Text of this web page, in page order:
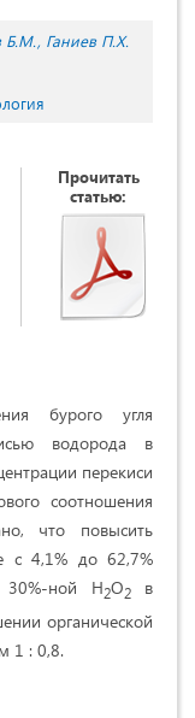
Б.М. Ганиев П.Х.
Прочитать
статью:
бурого угля
водорода в
перекиси
соотношения
что повысить
с 4,1% до 62,7%
30%-ной Н2О2 в
органической
1 : 0,8.